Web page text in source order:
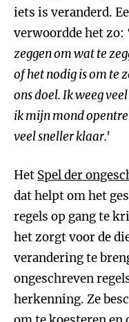
iets is veranderd.
verwoordde het zo:
zeggen om wat te
of het nodig is om te
ons doel. Ik weeg
ik mijn mond
veel sneller klaar.'
Het Spel der
dat helpt om het
regels op gang te
het zorgt voor de
verandering te
ongeschreven
herkenning. Ze